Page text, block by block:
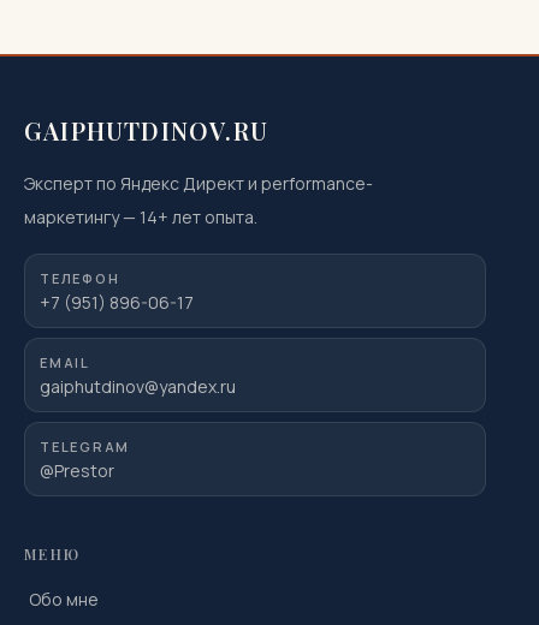
GAIPHUTDINOV.RU
Эксперт по Яндекс Директ и performance-
маркетингу— 14+ лет опыта.
ТЕЛЕФОН
+7 (951) 896-06-17
EMAIL
gaiphutdinov@yandex.ru
TELEGRAM
@Prestor
МЕНЮ
Обо мне